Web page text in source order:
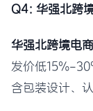
Q4: 华强北跨
华强北跨境电
发价低15%-
含包装设计、